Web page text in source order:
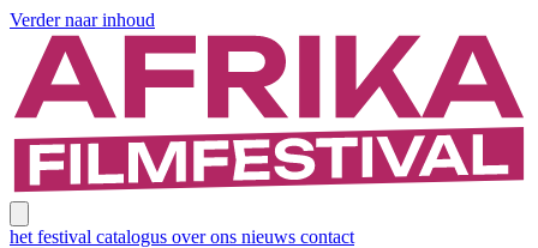
Verder naar inhoud
het festival catalogus over ons nieuws contact